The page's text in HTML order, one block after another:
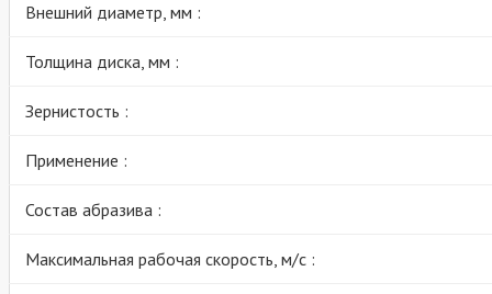
Внешний диаметр, мм :
Толщина диска, мм :
Зернистость :
Применение :
Состав абразива :
Максимальная рабочая скорость, м/с :